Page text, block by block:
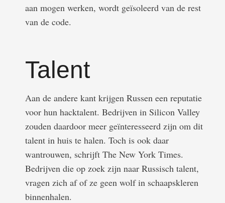
aan mogen werken, wordt geïsoleerd van de rest
van de code.
Talent
Aan de andere kant krijgen Russen een reputatie
voor hun hacktalent. Bedrijven in Silicon Valley
zouden daardoor meer geïnteresseerd zijn om dit
talent in huis te halen. Toch is ook daar
wantrouwen, schrijft The New York Times.
Bedrijven die op zoek zijn naar Russisch talent,
vragen zich af of ze geen wolf in schaapskleren
binnenhalen.